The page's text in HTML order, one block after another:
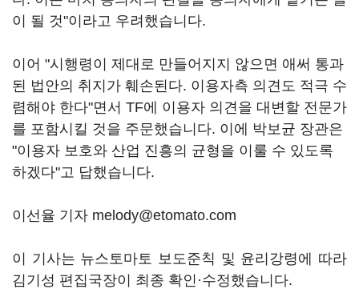
이 될 것"이라고 우려했습니다.
이어 "시행령이 제대로 만들어지지 않으면 애써 통과
된 법안의 취지가 훼손된다. 이용자측 의견도 적극 수
렴해야 한다"면서 TF에 이용자 의견을 대변할 전문가
를 포함시킬 것을 주문했습니다. 이에 박보균 장관은
"이용자 보호와 산업 진흥의 균형을 이룰 수 있도록
하겠다"고 답했습니다.
이선율 기자 melody@etomato.com
이 기사는 뉴스토마토 보도준칙 및 윤리강령에 따라
김기성 편집국장이 최종 확인·수정했습니다.